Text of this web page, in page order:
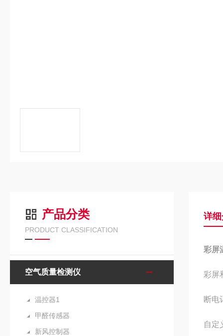
产品分类
PRODUCT CLASSIFICATION
空气质量检测仪
温控器1
甲醛传感器
新风控制器
详
彩屏
彩屏
断电
自定